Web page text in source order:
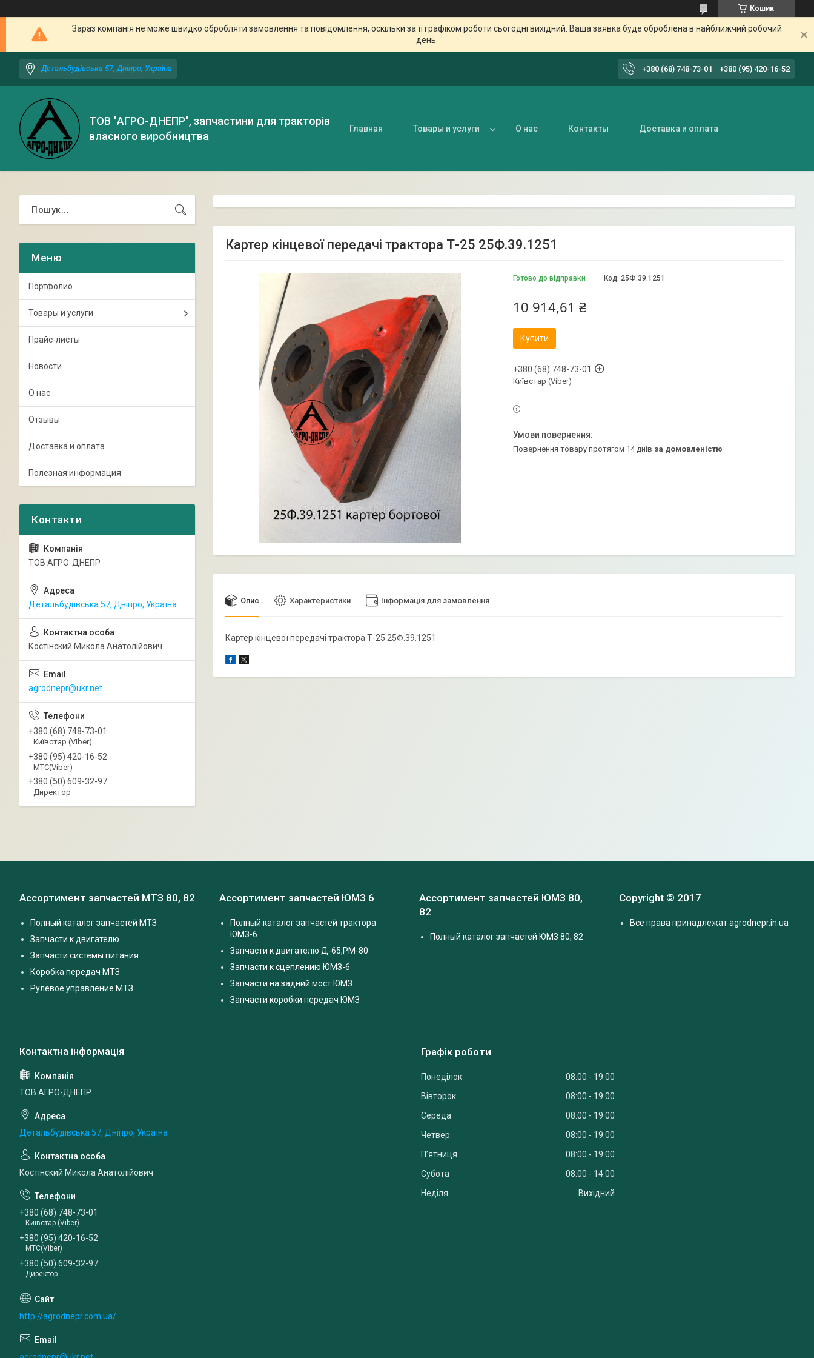
Кошик
Зараз компанія не може швидко обробляти замовлення та повідомлення, оскільки за її графіком роботи сьогодні вихідний. Ваша заявка буде оброблена в найближчий робочий
день.
Детальбудівська 57, Дніпро, Україна +380 (68) 748-73-01 +380 (95) 420-16-52
ТОВ "АГРО-ДНЕПР", запчастини для тракторів
власного виробництва
Главная Товары и услуги О нас Контакты Доставка и оплата
Картер кінцевої передачі трактора Т-25 25Ф.39.1251
Готово до відправки Код: 25Ф.39.1251
10 914,61 ₴
Купити
+380 (68) 748-73-01
Київстар (Viber)
повернення товару протягом 14 днів за домовленістю
Опис Характеристики Інформація для замовлення
Картер кінцевої передачі трактора Т-25 25Ф.39.1251
Портфолио
Товары и услуги
Прайс-листы
Новости
О нас
Отзывы
Доставка и оплата
Полезная информация
ТОВ АГРО-ДНЕПР
Детальбудівська 57, Дніпро, Україна
Костінский Микола Анатолійович
agrodnepr@ukr.net
+380 (68) 748-73-01
Київстар (Viber)
+380 (95) 420-16-52
МТС(Viber)
+380 (50) 609-32-97
Директор
Ассортимент запчастей МТЗ 80, 82
Полный каталог запчастей МТЗ
Запчасти к двигателю
Запчасти системы питания
Коробка передач МТЗ
Рулевое управление МТЗ
Ассортимент запчастей ЮМЗ 6
Полный каталог запчастей трактора
ЮМЗ-6
Запчасти к двигателю Д-65,РМ-80
Запчасти к сцеплению ЮМЗ-6
Запчасти на задний мост ЮМЗ
Запчасти коробки передач ЮМЗ
Ассортимент запчастей ЮМЗ 80,
82
Полный каталог запчастей ЮМЗ 80, 82
Copyright © 2017
Все права принадлежат agrodnepr.in.ua
ТОВ АГРО-ДНЕПР
Детальбудівська 57, Дніпро, Україна
Костінский Микола Анатолійович
+380 (68) 748-73-01
Київстар (Viber)
+380 (95) 420-16-52
МТС(Viber)
+380 (50) 609-32-97
Директор
http://agrodnepr.com.ua/
Графік роботи
Понеділок 08:00
19:00
Вівторок
08:00
19:00
Середа
08:00
19:00
Четвер
08:00
19:00
Пʼятниця
08:00
19:00
Субота
08:00
14:00
Неділя
Вихідний